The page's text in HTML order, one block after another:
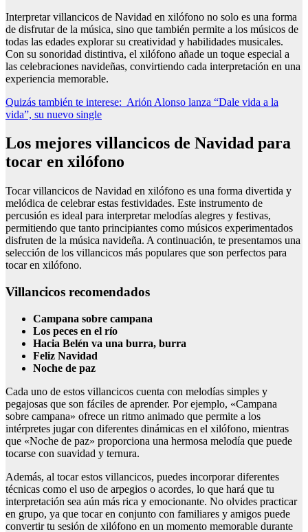
Interpretar villancicos de Navidad en xilófono no solo es una forma
de disfrutar de la música, sino que también permite a los músicos de
todas las edades explorar su creatividad y habilidades musicales.
Con su sonoridad distintiva, el xilófono añade un toque especial a
las celebraciones navideñas, convirtiendo cada interpretación en una
experiencia memorable.
Quizás también te interese: Arión Alonso lanza “Dale vida a la
vida”, su nuevo single
Los mejores villancicos de Navidad para
tocar en xilófono
Tocar villancicos de Navidad en xilófono es una forma divertida y
melódica de celebrar estas festividades. Este instrumento de
percusión es ideal para interpretar melodías alegres y festivas,
permitiendo que tanto principiantes como músicos experimentados
disfruten de la música navideña. A continuación, te presentamos una
selección de los villancicos más populares que son perfectos para
tocar en xilófono.
Villancicos recomendados
Campana sobre campana
Los peces en el río
Hacia Belén va una burra, burra
Feliz Navidad
Noche de paz
Cada uno de estos villancicos cuenta con melodías simples y
pegajosas que son fáciles de aprender. Por ejemplo, «Campana
sobre campana» ofrece un ritmo animado que permite a los
intérpretes jugar con diferentes dinámicas en el xilófono, mientras
que «Noche de paz» proporciona una hermosa melodía que puede
tocarse con suavidad y ternura.
Además, al tocar estos villancicos, puedes incorporar diferentes
técnicas como el uso de arpegios o acordes, lo que hará que tu
interpretación sea aún más rica y emocionante. No olvides practicar
en grupo, ya que tocar en conjunto con familiares y amigos puede
convertir tu sesión de xilófono en un momento memorable durante